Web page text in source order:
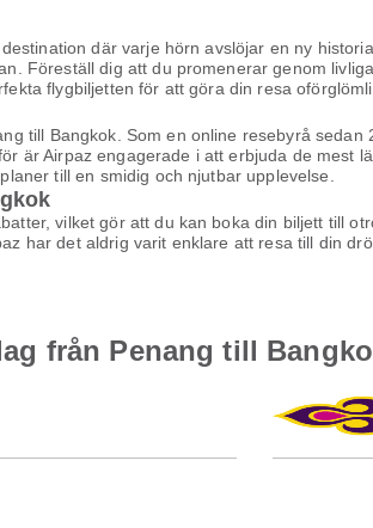
där varje hörn avslöjar en ny
Föreställ dig att du promenerar genom
flygbiljetten för att göra din resa
till Bangkok. Som en online resebyrå
är Airpaz engagerade i att erbjuda de mest
till en smidig och njutbar upplevelse.
vilket gör att du kan boka din biljett till
har det aldrig varit enklare att resa till din
från Penang till